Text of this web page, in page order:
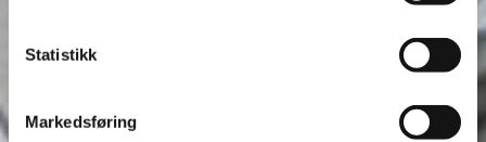
Statistikk
Markedsføring